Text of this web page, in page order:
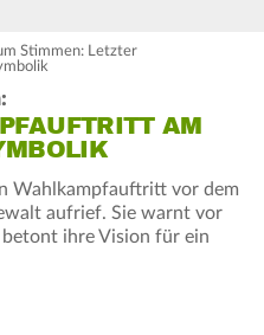
Stimmen: Letzter
AM
Wahlkampfauftritt vor dem
aufrief. Sie warnt vor
ihre Vision für ein